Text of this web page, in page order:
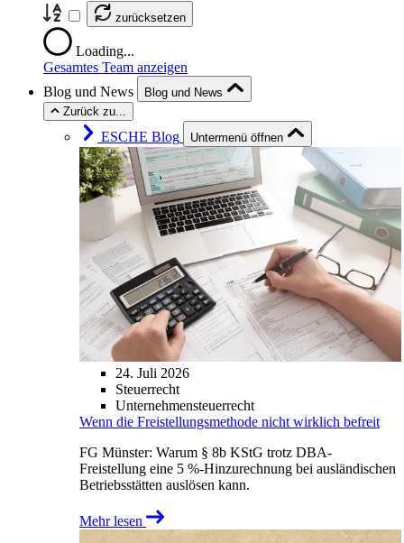
zurücksetzen
Loading...
Gesamtes Team anzeigen
Blog und News
Blog und News
Zurück zu...
ESCHE Blog Untermenü öffnen
24. Juli 2026
Steuerrecht
Unternehmensteuerrecht
Wenn die Freistellungsmethode nicht wirklich befreit
FG Münster: Warum § 8b KStG trotz DBA-
Freistellung eine 5 %-Hinzurechnung bei ausländischen
Betriebsstätten auslösen kann.
Mehr lesen